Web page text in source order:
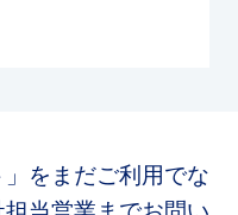
」をまだご利用でな